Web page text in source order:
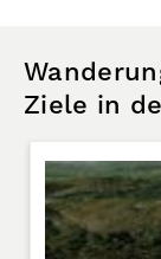
Ziele in